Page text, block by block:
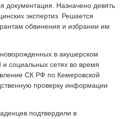
документация. Назначено девять
экспертиз. Решается
обвинения и избрании им
в акушерском
социальных сетях во время
СК РФ по Кемеровской
проверку информации
подтвердили в